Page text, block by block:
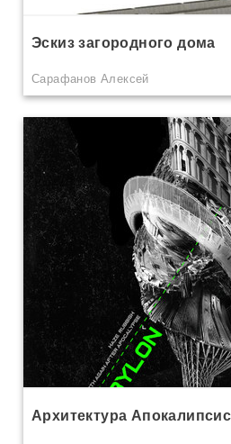
Эскиз загородного дома
Сарафанов Алексей
Архитектура